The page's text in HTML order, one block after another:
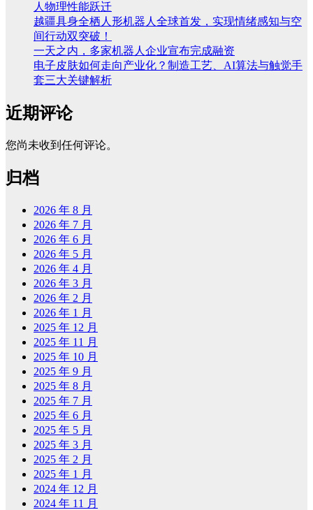
人物理性能跃迁
越疆具身全栖人形机器人全球首发，实现情绪感知与空
间行动双突破！
一天之内，多家机器人企业宣布完成融资
电子皮肤如何走向产业化？制造工艺、AI算法与触觉手
套三大关键解析
近期评论
您尚未收到任何评论。
归档
2026 年 8 月
2026 年 7 月
2026 年 6 月
2026 年 5 月
2026 年 4 月
2026 年 3 月
2026 年 2 月
2026 年 1 月
2025 年 12 月
2025 年 11 月
2025 年 10 月
2025 年 9 月
2025 年 8 月
2025 年 7 月
2025 年 6 月
2025 年 5 月
2025 年 3 月
2025 年 2 月
2025 年 1 月
2024 年 12 月
2024 年 11 月